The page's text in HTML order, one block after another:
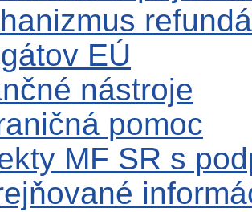
EÚ
nástroje
pomoc
MF SR s